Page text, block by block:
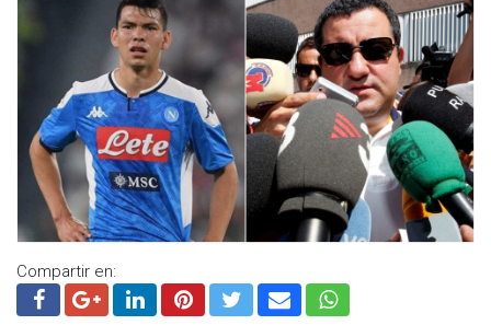
Compartir en: